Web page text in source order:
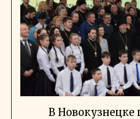
В Новокузнецке